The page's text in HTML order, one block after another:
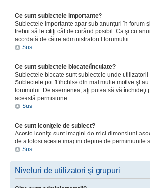
Ce sunt subiectele importante?
Subiectele importante apar sub anunţuri în forum
trebui să le citiţi cât de curând posibil. Ca şi cu
acordată de către administratorul forumului.
Sus
Ce sunt subiectele blocate/încuiate?
Subiectele blocate sunt subiectele unde
Subiectele pot fi închise din mai multe motive şi
forumului. De asemenea, aţi putea să vă
această permisiune.
Sus
Ce sunt iconiţele de subiect?
Aceste iconiţe sunt imagini de mici dimensiuni
de a folosi aceste imagini depine de perminiunile
Sus
Niveluri de utilizatori şi grupuri